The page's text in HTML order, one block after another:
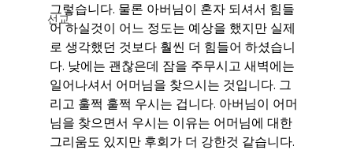
선교
그렇습니다. 물론 아버님이 혼자 되셔서 힘들
어 하실것이 어느 정도는 예상을 했지만 실제
로 생각했던 것보다 훨씬 더 힘들어 하셨습니
다. 낮에는 괜찮은데 잠을 주무시고 새벽에는
일어나셔서 어머님을 찾으시는 것입니다. 그
리고 훌쩍 훌쩍 우시는 겁니다. 아버님이 어머
님을 찾으면서 우시는 이유는 어머님에 대한
그리움도 있지만 후회가 더 강한것 같습니다.